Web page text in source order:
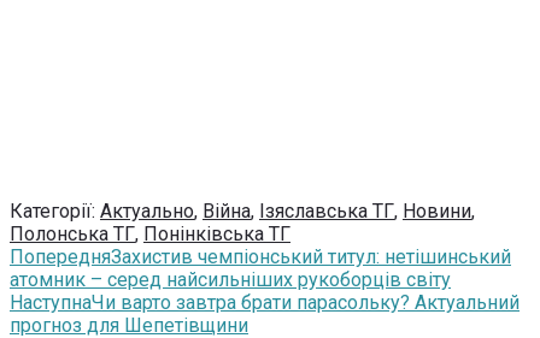
Категорії: Актуально, Війна, Ізяславська ТГ, Новини,
Полонська ТГ, Понінківська ТГ
ПопередняЗахистив чемпіонський титул: нетішинський
атомник – серед найсильніших рукоборців світу
НаступнаЧи варто завтра брати парасольку? Актуальний
прогноз для Шепетівщини